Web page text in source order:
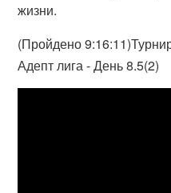
жизни.
(Пройдено
Адепт лига - День 8.5(2)